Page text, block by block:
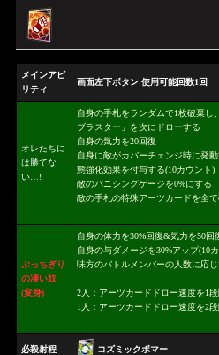
メインアビ
リティ
画面左下ボタン 使用可能回数1回
オレたちに
は勝てな
い…!
自身の手札をランダムで1枚破棄し
ブラスター」を次にドローする
自身の気力を20回復
自身に敵がカバーチェンジ時に発
態強化効果を付与する(10カウント)
敵のバニシングゲージを0%にする
敵の手札の特殊アーツカードを全
ぶっちぎり
の凄い奴
(変身)
自身の体力を30%回復&気力を50回
自身の与ダメージを30%アップ(10
味方のバトルメンバーの人数に応
2人：アーツカードドロー速度を1
1人：アーツカードドロー速度を2
必殺射程 コズミックボマー